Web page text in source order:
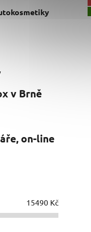
v Brně
on-line
15490 Kč